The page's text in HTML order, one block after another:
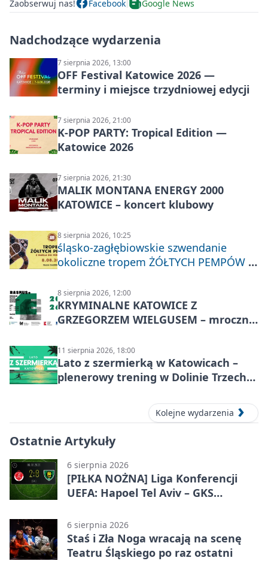
Zaobserwuj nas! Facebook Google News
Nadchodzące wydarzenia
7 sierpnia 2026, 13:00
OFF Festival Katowice 2026 —
terminy i miejsce trzydniowej edycji
7 sierpnia 2026, 21:00
K-POP PARTY: Tropical Edition —
Katowice 2026
7 sierpnia 2026, 21:30
MALIK MONTANA ENERGY 2000
KATOWICE – koncert klubowy
8 sierpnia 2026, 10:25
śląsko-zagłębiowskie szwendanie
okoliczne tropem ŻÓŁTYCH PEMPÓW z
8 sierpnia 2026, 12:00
KRYMINALNE KATOWICE Z
GRZEGORZEM WIELGUSEM – mroczne
11 sierpnia 2026, 18:00
Lato z szermierką w Katowicach –
plenerowy trening w Dolinie Trzech
Kolejne wydarzenia
Ostatnie Artykuły
6 sierpnia 2026
[PIŁKA NOŻNA] Liga Konferencji
UEFA: Hapoel Tel Aviv – GKS
rundy kwalifikacyjnej
6 sierpnia 2026
Staś i Zła Noga wracają na scenę
Teatru Śląskiego po raz ostatni